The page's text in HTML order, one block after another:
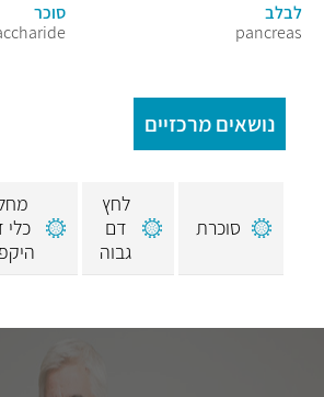
לבלב
pancreas
סוכר
נושאים מרכזיים
סוכרת
לחץ
דם
גבוה
כלי